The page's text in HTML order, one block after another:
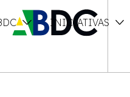
INICIATIVAS